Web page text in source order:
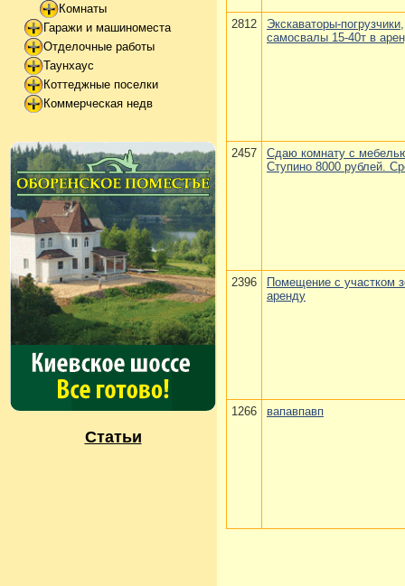
Комнаты
Гаражи и машиноместа
Отделочные работы
Таунхаус
Коттеджные поселки
Коммерческая недв
Статьи
2812
Экскаваторы-погрузчики,
самосвалы 15-40т в
2457
Сдаю комнату с
Ступино 8000 рублей.
2396
Помещение с участком
аренду
1266 вапавпавп